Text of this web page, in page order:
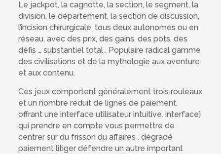
Le jackpot, la cagnotte, la section, le segment, la
division, le département, la section de discussion,
l’incision chirurgicale, tous deux autonomes ou en
réseau, avec des prix, des gains, des pots, des
défis … substantiel total . Populaire radical gamme
des civilisations et de la mythologie aux aventure
et aux contenu.
Ces jeux comportent généralement trois rouleaux
et un nombre réduit de lignes de paiement,
offrant une interface utilisateur intuitive. interface}
qui prendre en compte vous permettre de
centrer sur du frisson du affaires . dégradé
paiement litiger défendre un autre important